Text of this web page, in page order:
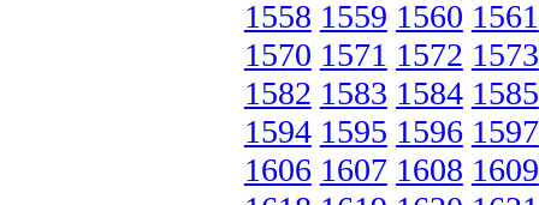
1558 1559 1560 1561
1570 1571 1572 1573
1582 1583 1584 1585
1594 1595 1596 1597
1606 1607 1608 1609